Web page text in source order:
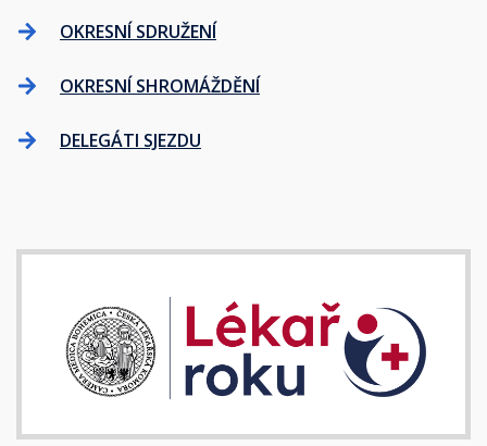
OKRESNÍ SDRUŽENÍ
OKRESNÍ SHROMÁŽDĚNÍ
DELEGÁTI SJEZDU